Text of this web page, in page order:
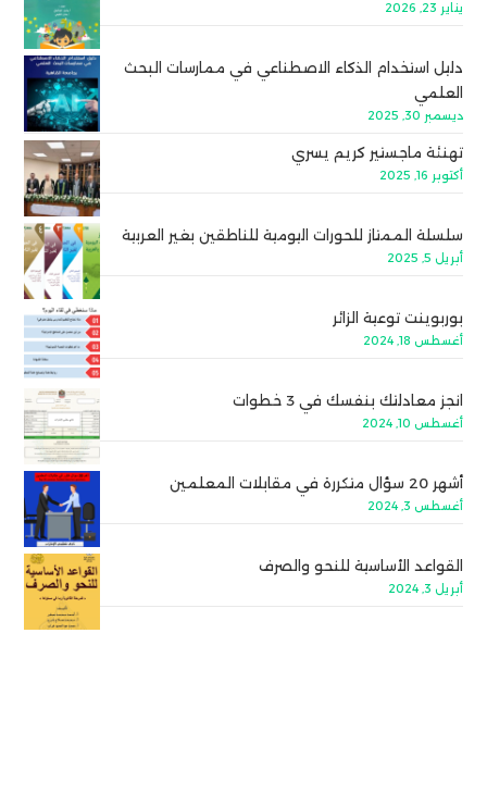
يناير 23, 2026
دليل استخدام الذكاء الاصطناعي في ممارسات البحث
العلمي
ديسمبر 30, 2025
تهنئة ماجستير كريم يسري
أكتوبر 16, 2025
سلسلة الممتاز للحورات اليومية للناطقين بغير العربية
أبريل 5, 2025
بوربوينت توعية الزائر
أغسطس 18, 2024
انجز معادلتك بنفسك في 3 خطوات
أغسطس 10, 2024
أشهر 20 سؤال متكررة في مقابلات المعلمين
أغسطس 3, 2024
القواعد الأساسية للنحو والصرف
أبريل 3, 2024